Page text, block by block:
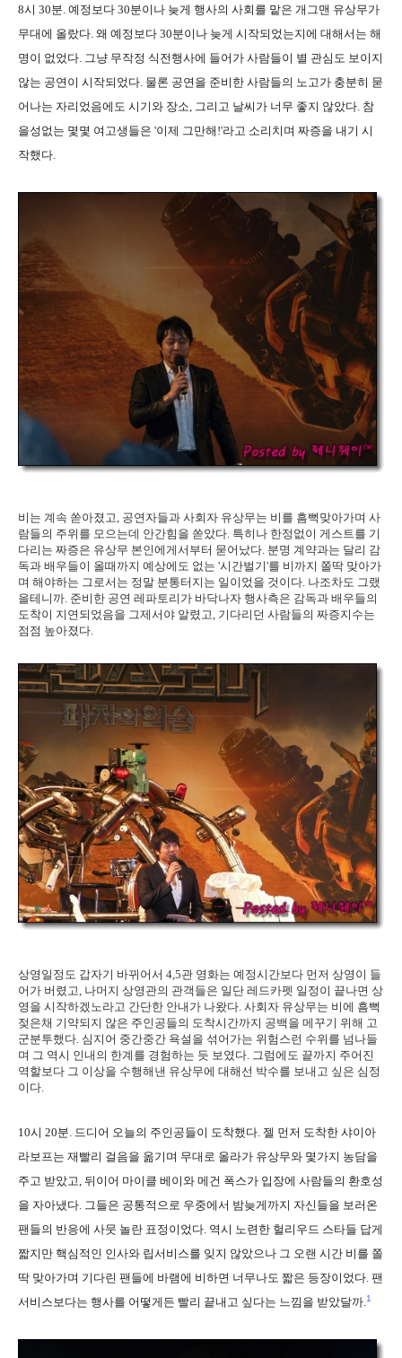
8시 30분. 예정보다 30분이나 늦게 행사의 사회를 맡은 개그맨 유상무가
무대에 올랐다. 왜 예정보다 30분이나 늦게 시작되었는지에 대해서는 해
명이 없었다. 그냥 무작정 식전행사에 들어가 사람들이 별 관심도 보이지
않는 공연이 시작되었다. 물론 공연을 준비한 사람들의 노고가 충분히 묻
어나는 자리었음에도 시기와 장소, 그리고 날씨가 너무 좋지 않았다. 참
을성없는 몇몇 여고생들은 '이제 그만해!'라고 소리치며 짜증을 내기 시
작했다.
비는 계속 쏟아졌고, 공연자들과 사회자 유상무는 비를 흠뻑맞아가며 사
람들의 주위를 모으는데 안간힘을 쏟았다. 특히나 한정없이 게스트를 기
다리는 짜증은 유상무 본인에게서부터 묻어났다. 분명 계약과는 달리 감
독과 배우들이 올때까지 예상에도 없는 '시간벌기'를 비까지 쫄딱 맞아가
며 해야하는 그로서는 정말 분통터지는 일이었을 것이다. 나조차도 그랬
을테니까. 준비한 공연 레파토리가 바닥나자 행사측은 감독과 배우들의
도착이 지연되었음을 그제서야 알렸고, 기다리던 사람들의 짜증지수는
점점 높아졌다.
상영일정도 갑자기 바뀌어서 4,5관 영화는 예정시간보다 먼저 상영이 들
어가 버렸고, 나머지 상영관의 관객들은 일단 레드카펫 일정이 끝나면 상
영을 시작하겠노라고 간단한 안내가 나왔다. 사회자 유상무는 비에 흠뻑
젖은채 기약되지 않은 주인공들의 도착시간까지 공백을 메꾸기 위해 고
군분투했다. 심지어 중간중간 욕설을 섞어가는 위험스런 수위를 넘나들
며 그 역시 인내의 한계를 경험하는 듯 보였다. 그럼에도 끝까지 주어진
역할보다 그 이상을 수행해낸 유상무에 대해선 박수를 보내고 싶은 심정
이다.
10시 20분. 드디어 오늘의 주인공들이 도착했다. 젤 먼저 도착한 샤이아
라보프는 재빨리 걸음을 옮기며 무대로 올라가 유상무와 몇가지 농담을
주고 받았고, 뒤이어 마이클 베이와 메건 폭스가 입장에 사람들의 환호성
을 자아냈다. 그들은 공통적으로 우중에서 밤늦게까지 자신들을 보러온
팬들의 반응에 사뭇 놀란 표정이었다. 역시 노련한 헐리우드 스타들 답게
짧지만 핵심적인 인사와 립서비스를 잊지 않았으나 그 오랜 시간 비를 쫄
딱 맞아가며 기다린 팬들에 바램에 비하면 너무나도 짧은 등장이었다. 팬
서비스보다는 행사를 어떻게든 빨리 끝내고 싶다는 느낌을 받았달까.1